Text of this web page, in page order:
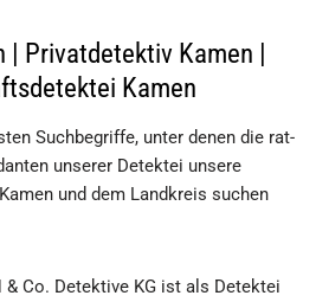
| Privatdetektiv Kamen |
Kamen
Suchbegriffe, unter denen die rat-
unserer Detektei unsere
und dem Landkreis suchen
& Co. Detektive KG ist als Detektei